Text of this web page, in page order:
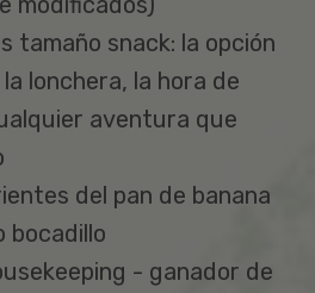
tamaño snack: la opción
lonchera, la hora de
aventura que
del pan de banana
bocadillo
- ganador de